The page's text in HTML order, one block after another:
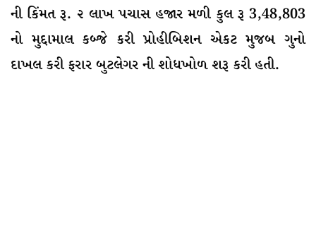
ની કિંમત રૂ. ૨ લાખ પચાસ હજાર મળી કુલ રૂ 3,48,803
નો મુદ્દામાલ કબ્જે કરી પ્રોહીબિશન એકટ મુજબ ગુનો
દાખલ કરી ફરાર બુટલેગર ની શોધખોળ શરૂ કરી હતી.